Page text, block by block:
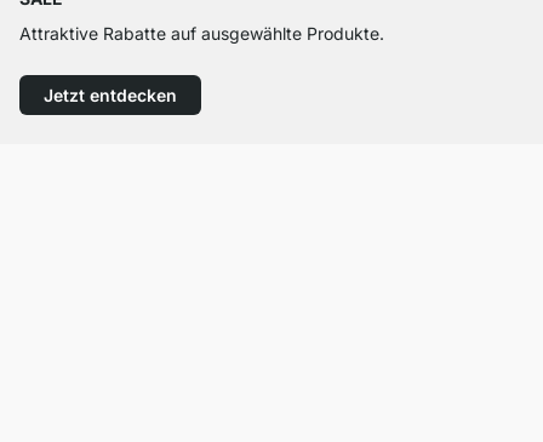
Attraktive Rabatte auf ausgewählte Produkte.
Jetzt entdecken